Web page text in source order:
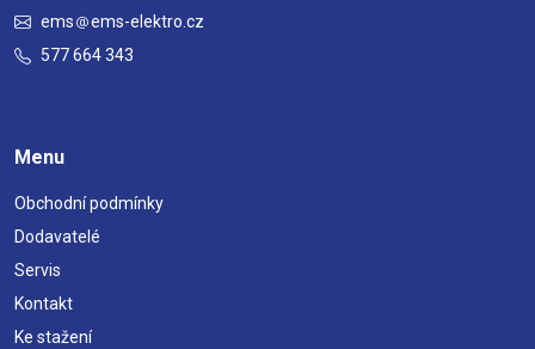
ems
ems-elektro.cz
577 664 343
Menu
Obchodní podmínky
Dodavatelé
Servis
Kontakt
Ke stažení